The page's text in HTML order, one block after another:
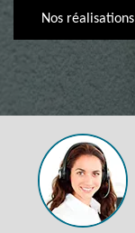
Nos réalisations